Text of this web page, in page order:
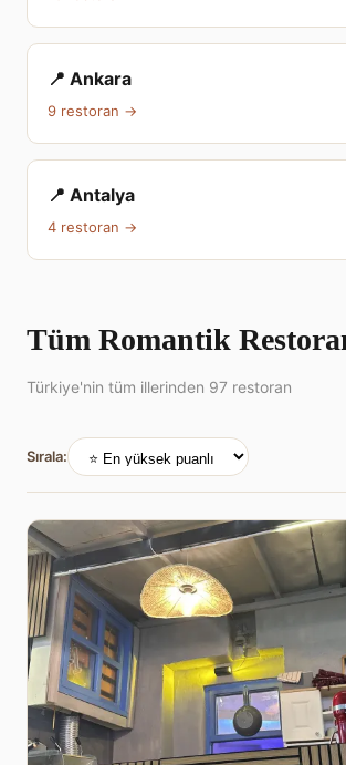
📍 Ankara
9 restoran →
📍 Antalya
4 restoran →
Tüm Romantik
Türkiye'nin tüm illerinden 97 restoran
Sırala: